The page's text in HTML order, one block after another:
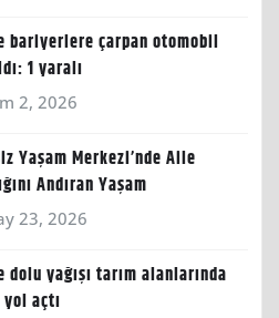
bariyerlere çarpan otomobil
1 yaralı
2, 2026
Yaşam Merkezi’nde Aile
Andıran Yaşam
23, 2026
dolu yağışı tarım alanlarında
açtı